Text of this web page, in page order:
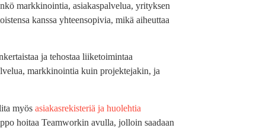
markkinointia, asiakaspalvelua, yrityksen
kanssa yhteensopivia, mikä aiheuttaa
ja tehostaa liiketoimintaa
markkinointia kuin projektejakin, ja
myös asiakasrekisteriä ja huolehtia
hoitaa Teamworkin avulla, jolloin saadaan